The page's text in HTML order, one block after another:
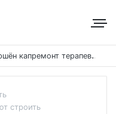
В
Отрадненской больнице завершён капремонт терапевтического корпуса
строить